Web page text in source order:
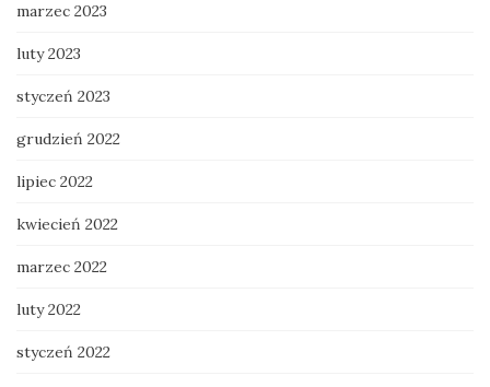
marzec 2023
luty 2023
styczeń 2023
grudzień 2022
lipiec 2022
kwiecień 2022
marzec 2022
luty 2022
styczeń 2022